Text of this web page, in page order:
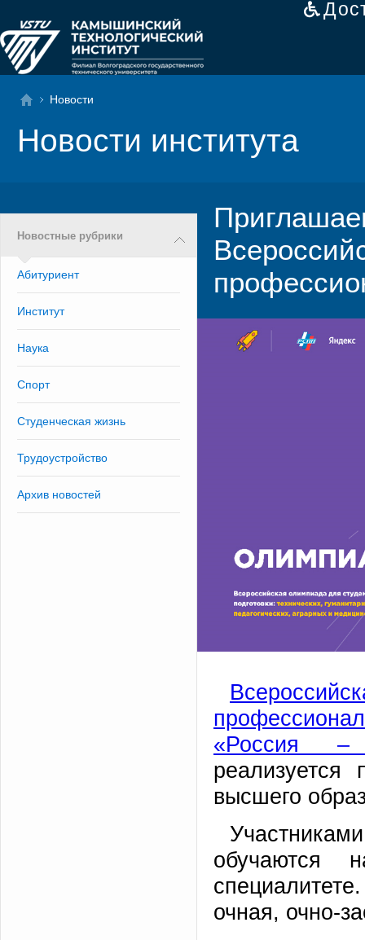
Новости
Новости института
Новостные рубрики
Абитуриент
Институт
Наука
Спорт
Студенческая жизнь
Трудоустройство
Архив новостей
«Россия –
высшего
обучаются
очная, очно-